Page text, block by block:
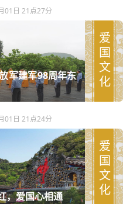
01日 21点27分
军建军98周年东
爱国文化
01日 21点24分
，爱国心相通 爱国文化